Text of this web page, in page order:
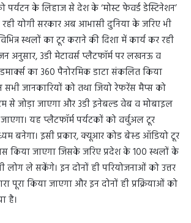
पर्यटन के लिहाज से देश के ‘मोस्ट फेवर्ड डेस्टिनेशन’
रही योगी सरकार अब आभासी दुनिया के जरिए भी
स्थलों का टूर कराने की दिशा में कार्य कर रही
अनुसार, 3डी मेटावर्स प्लैटफॉर्म पर लखनऊ व
का 360 पैनोरमिक डाटा संकलित किया
जानकारियों को तथा जियो रेफरेंस मैप्स को
से जोड़ा जाएगा और 3डी इनेबल्ड वेब व मोबाइल
यह प्लैटफॉर्म पर्यटकों को वर्चुअल टूर
बनेगा। इसी प्रकार, क्यूआर कोड बेस्ड ऑडियो टूर
किया जाएगा जिसके जरिए प्रदेश के 100 स्थलों के
लोग ले सकेंगे। इन दोनों ही परियोजनाओं को उत्तर
पूरा किया जाएगा और इन दोनों ही प्रक्रियाओं को
है।